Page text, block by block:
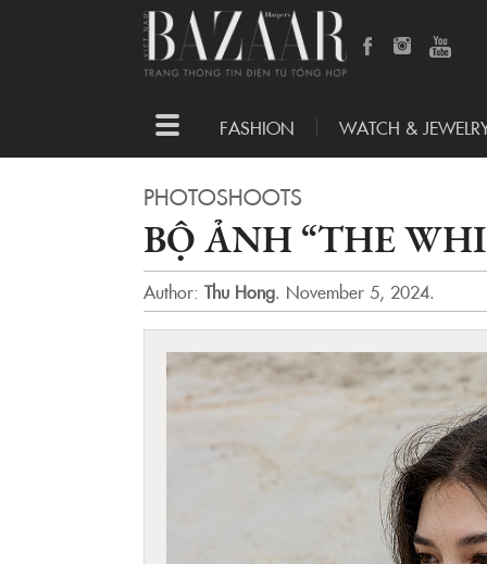
Toggle
navigation
FASHION WATCH &
PHOTOSHOOTS
BỘ ẢNH “THE
Author: Thu Hong. November 5, 2024.